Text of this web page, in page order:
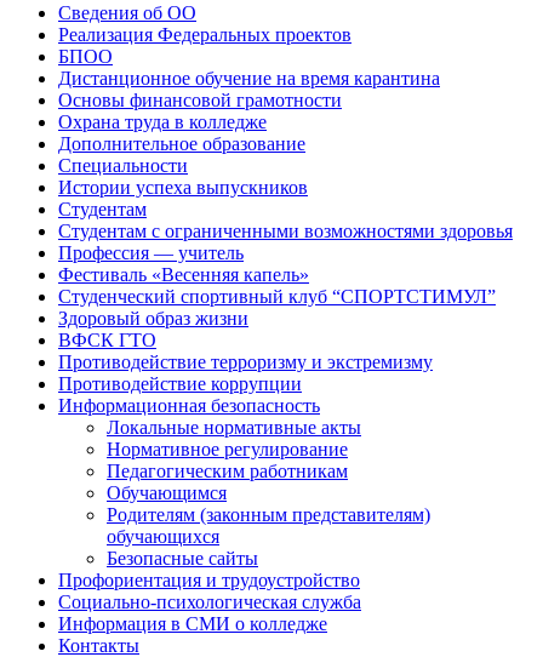
Сведения об ОО
Реализация Федеральных проектов
БПОО
Дистанционное обучение на время карантина
Основы финансовой грамотности
Охрана труда в колледже
Дополнительное образование
Специальности
Истории успеха выпускников
Студентам
Студентам с ограниченными возможностями здоровья
Профессия — учитель
Фестиваль «Весенняя капель»
Студенческий спортивный клуб “СПОРТСТИМУЛ”
Здоровый образ жизни
ВФСК ГТО
Противодействие терроризму и экстремизму
Противодействие коррупции
Информационная безопасность
Локальные нормативные акты
Нормативное регулирование
Педагогическим работникам
Обучающимся
Родителям (законным представителям)
обучающихся
Безопасные сайты
Профориентация и трудоустройство
Социально-психологическая служба
Информация в СМИ о колледже
Контакты